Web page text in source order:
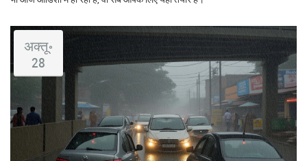
अक्तू॰
28